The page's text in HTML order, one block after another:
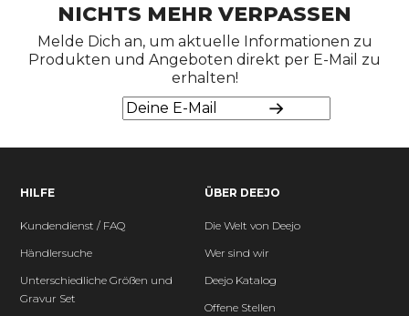
NICHTS MEHR VERPASSEN
Melde Dich an, um aktuelle Informationen zu
Produkten und Angeboten direkt per E-Mail zu
erhalten!
HILFE
Kundendienst / FAQ
Händlersuche
Unterschiedliche Größen und
Gravur Set
ÜBER DEEJO
Die Welt von Deejo
Wer sind wir
Deejo Katalog
Offene Stellen